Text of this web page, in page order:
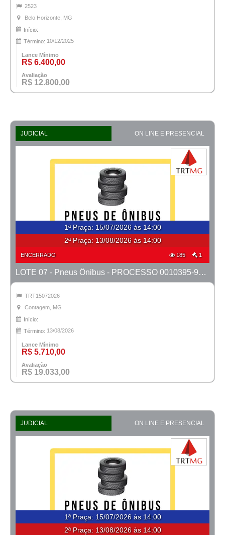
2523
Belo Horizonte, MG
Início:
Término: 10/12/2025
Lance Mínimo
R$ 6.400,00
Avaliação
R$ 12.800,00
JUDICIAL ON LINE E PRESENCIAL
1ª Praça: 15/07/2026 às 14:00
2ª Praça: 13/08/2026 às 14:00
ENCERRADO 185 1
LOTE 07 - Pneus Ônibus - PROCESSO 0010395-98.2024-6ª CONTAGEM
TRT15072026
Contagem, MG
Início:
Término: 13/08/2026
Lance Mínimo
R$ 5.710,00
Avaliação
R$ 19.033,00
JUDICIAL ON LINE E PRESENCIAL
1ª Praça: 15/07/2026 às 14:00
2ª Praça: 13/08/2026 às 14:00